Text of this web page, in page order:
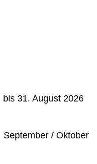
August 2026
/ Oktober